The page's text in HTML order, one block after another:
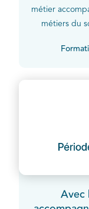
métier
métiers du
Avec